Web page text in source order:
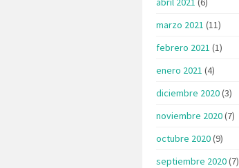
marzo 2021 (11)
febrero 2021 (1)
enero 2021 (4)
diciembre 2020(3)
noviembre 2020(7)
octubre 2020(9)
septiembre 2020(7)